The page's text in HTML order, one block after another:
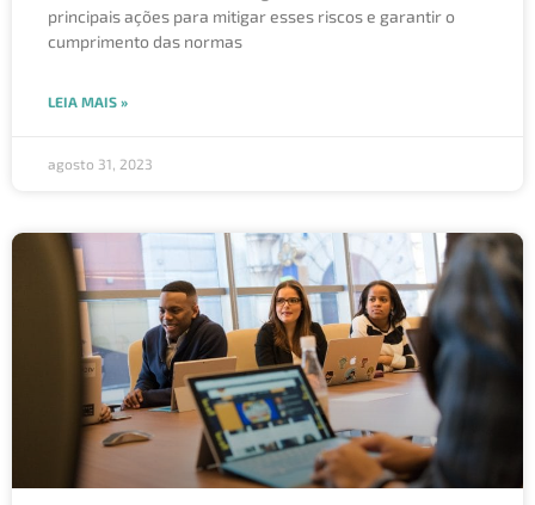
principais ações para mitigar esses riscos e garantir o
cumprimento das normas
LEIA MAIS »
agosto 31, 2023